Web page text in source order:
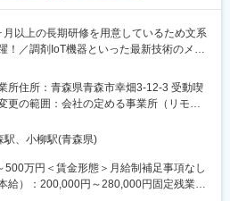
だきます。社内の合格率は90％となって
が全面的にサポートします。
る業務
以上の長期研修を用意しているため文系
！／調剤IoT機器といった最新技術のメン
性の高い仕事◆◇
ドエンジニアと言われる、自社製品を購
き、機械やシステムのメンテナンスを行
場価値は上昇の一途を辿っており、同社
所住所：青森県青森市幸畑3-12-3 受動喫
更の範囲：会社の定める事業所（リモー
駅、小柳駅(青森県)
500万円＜賃金形態＞月給制補足事項なし
給）：200,000円～280,000円固定残業手